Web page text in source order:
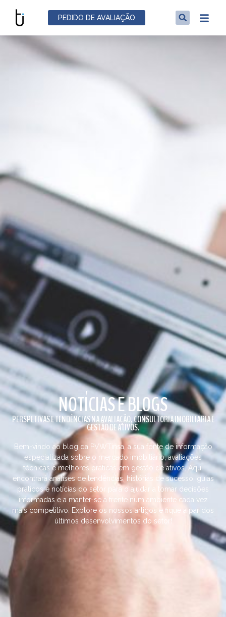
PEDIDO DE AVALIAÇÃO
NOTÍCIAS E BLOGS
PERSPETIVAS E TENDÊNCIAS NA AVALIAÇÃO, CONSULTORIA IMOBILIÁRIA E
GESTÃO DE ATIVOS.
Bem-vindo ao blog da PVWTinsa, a sua fonte de informação
especializada sobre o mercado imobiliário, avaliações
técnicas e melhores práticas em gestão de ativos. Aqui
encontrará análises de tendências, histórias de sucesso, guias
práticos e notícias do setor para o ajudar a tomar decisões
informadas e a manter-se à frente num ambiente cada vez
mais competitivo. Explore os nossos artigos e fique a par dos
últimos desenvolvimentos do setor!